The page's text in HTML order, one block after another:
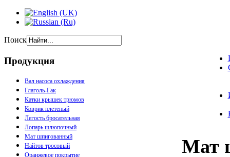
Поиск
Продукция
Вал насоса охлаждения
Глаголь-Гак
Катки крышек трюмов
Коврик плетеный
Легость бросательная
Лопарь шлюпочный
Мат шпигованный
Найтов тросовый
Оранжевое покрытие
Мат